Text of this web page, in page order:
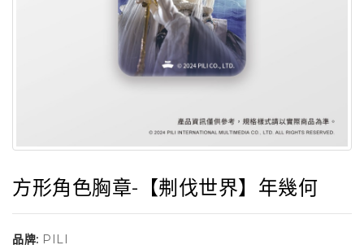
方形角色胸章-【刜伐世界】年幾何
品牌: PILI